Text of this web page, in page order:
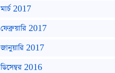
মার্চ 2017
ফেব্রুয়ারি 2017
জানুয়ারি 2017
ডিসেম্বর 2016